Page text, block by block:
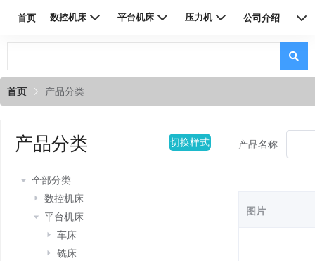
首页 数控机床 平台机床 压力机 公司介绍
首页 产品分类
产品分类 切换样式
全部分类
数控机床
平台机床
车床
铣床
产品名称
图片